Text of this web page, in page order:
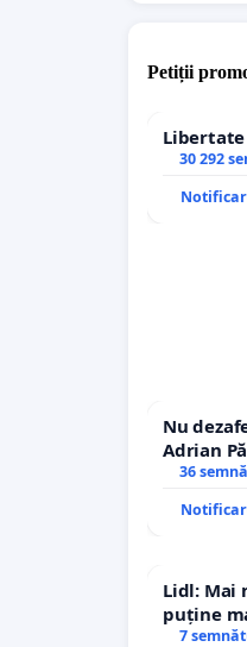
Petiții
Libertate
30 292
Nu
Adrian
Icoanei!
36
Lidl: Mai
puține
7